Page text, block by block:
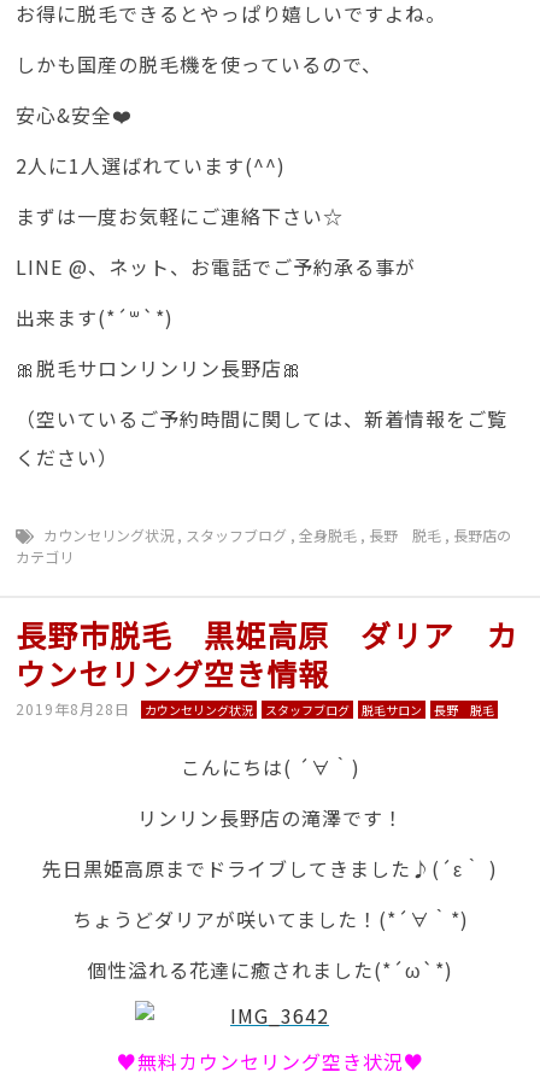
お得に脱毛できるとやっぱり嬉しいですよね。
しかも国産の脱毛機を使っているので、
安心&安全❤️
2人に1人選ばれています(^^)
まずは一度お気軽にご連絡下さい☆
LINE @、ネット、お電話でご予約承る事が
出来ます(*´꒳`*)
🎀脱毛サロンリンリン長野店🎀
（空いているご予約時間に関しては、新着情報をご覧
ください）
カウンセリング状況 , スタッフブログ ,全身脱毛 , 長野 脱毛 , 長野店の
カテゴリ
長野市脱毛 黒姫高原 ダリア カ
ウンセリング空き情報
2019年8月28日 カウンセリング状況 スタッフブログ 脱毛サロン 長野 脱毛
こんにちは( ´∀｀)
リンリン長野店の滝澤です！
先日黒姫高原までドライブしてきました♪(´ε｀ )
ちょうどダリアが咲いてました！(*´∀｀*)
個性溢れる花達に癒されました(*´ω`*)
♥無料カウンセリング空き状況♥